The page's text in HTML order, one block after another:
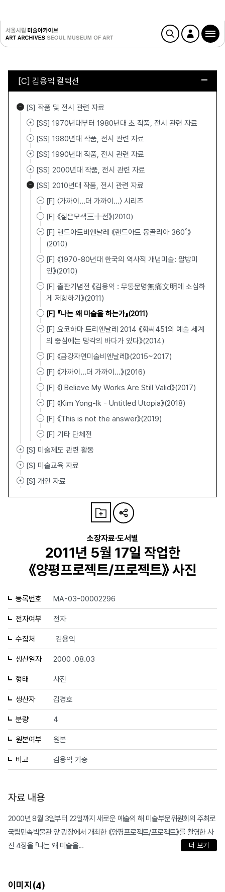
[C] 김용익 컬렉션
[S] 작품 및 전시 관련 자료
[SS] 1970년대부터 1980년대 초 작품, 전시 관련 자료
[SS] 1980년대 작품, 전시 관련 자료
[SS] 1990년대 작품, 전시 관련 자료
[SS] 2000년대 작품, 전시 관련 자료
[SS] 2010년대 작품, 전시 관련 자료
[F] 〈가까이...더 가까이…〉 시리즈
[F] 《젊은모색三十전》(2010)
[F] 랜드아트비엔날레 《랜드아트 몽골리아 360˚》
(2010)
[F] 《1970-80년대 한국의 역사적 개념미술: 팔방미
인》(2010)
[F] 출판기념전 《김용익 : 무통문명無痛文明에 소심하
게 저항하기》(2011)
[F] 『나는 왜 미술을 하는가』(2011)
[F] 요코하마 트리엔날레 2014 《화씨451의 예술 세계
의 중심에는 망각의 바다가 있다》(2014)
[F] 《금강자연미술비엔날레》(2015~2017)
[F] 《가까이…더 가까이…》(2016)
[F] 《I Believe My Works Are Still Valid》(2017)
[F] 《Kim Yong-Ik - Untitled Utopia》(2018)
[F] 《This is not the answer》(2019)
[F] 기타 단체전
[S] 미술제도 관련 활동
[S] 미술교육 자료
[S] 개인 자료
소장자료·도서별
2011년 5월 17일 작업한
《양평프로젝트/프로젝트》 사진
등록번호 MA-03-00002296
전자여부 전자
수집처 김용익
생산일자 2000 .08.03
형태 사진
생산자 김경호
분량 4
원본여부 원본
비고 김용익 기증
자료 내용
2000년 8월 3일부터 22일까지 새로운 예술의 해 미술부문위원회의 주최로
국립민속박물관 앞 광장에서 개최한 《양평프로젝트/프로젝트》를 촬영한 사
진 4장을 『나는 왜 미술을...
더 보기
이미지(4)